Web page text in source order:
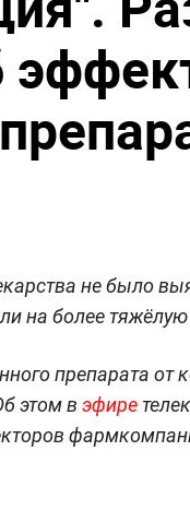
не было
на более
препарата от
этом в эфире